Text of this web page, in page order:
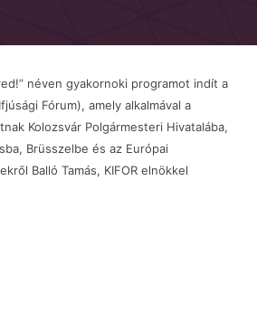
néven gyakornoki programot indít a
Fórum), amely alkalmával a
Kolozsvár Polgármesteri Hivatalába,
Brüsszelbe és az Európai
Balló Tamás, KIFOR elnökkel